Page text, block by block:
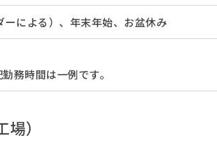
による）、年末年始、お盆休み
務時間は一例です。
）